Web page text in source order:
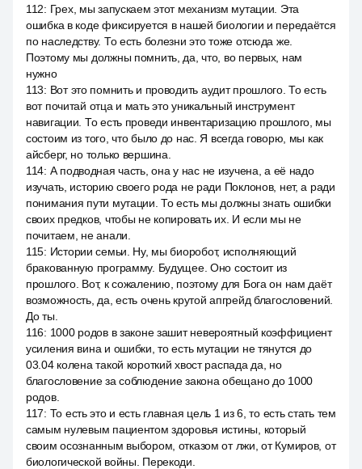
112: Грех, мы запускаем этот механизм мутации. Эта
ошибка в коде фиксируется в нашей биологии и передаётся
по наследству. То есть болезни это тоже отсюда же.
Поэтому мы должны помнить, да, что, во первых, нам
нужно
113: Вот это помнить и проводить аудит прошлого. То есть
вот почитай отца и мать это уникальный инструмент
навигации. То есть проведи инвентаризацию прошлого, мы
состоим из того, что было до нас. Я всегда говорю, мы как
айсберг, но только вершина.
114: А подводная часть, она у нас не изучена, а её надо
изучать, историю своего рода не ради Поклонов, нет, а ради
понимания пути мутации. То есть мы должны знать ошибки
своих предков, чтобы не копировать их. И если мы не
почитаем, не анали.
115: Истории семьи. Ну, мы биоробот, исполняющий
бракованную программу. Будущее. Оно состоит из
прошлого. Вот, к сожалению, поэтому для Бога он нам даёт
возможность, да, есть очень крутой апгрейд благословений.
До ты.
116: 1000 родов в законе зашит невероятный коэффициент
усиления вина и ошибки, то есть мутации не тянутся до
03.04 колена такой короткий хвост распада да, но
благословение за соблюдение закона обещано до 1000
родов.
117: То есть это и есть главная цель 1 из 6, то есть стать тем
самым нулевым пациентом здоровья истины, который
своим осознанным выбором, отказом от лжи, от Кумиров, от
биологической войны. Перекоди.